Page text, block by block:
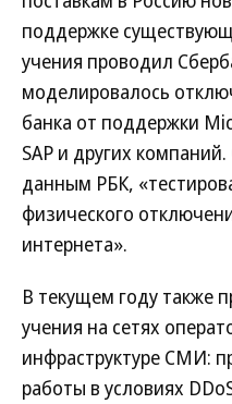
поддержке
учения проводил
моделировалось
банка от поддержки
SAP и других
данным РБК,
физического
интернета».
В текущем году также
учения на сетях
инфраструктуре СМИ:
работы в условиях